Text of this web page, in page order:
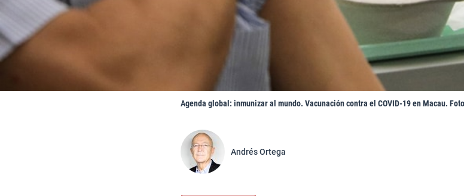
Agenda global: inmunizar al mundo. Vacunación contra el COVID-19 en Macau.
Andrés Ortega